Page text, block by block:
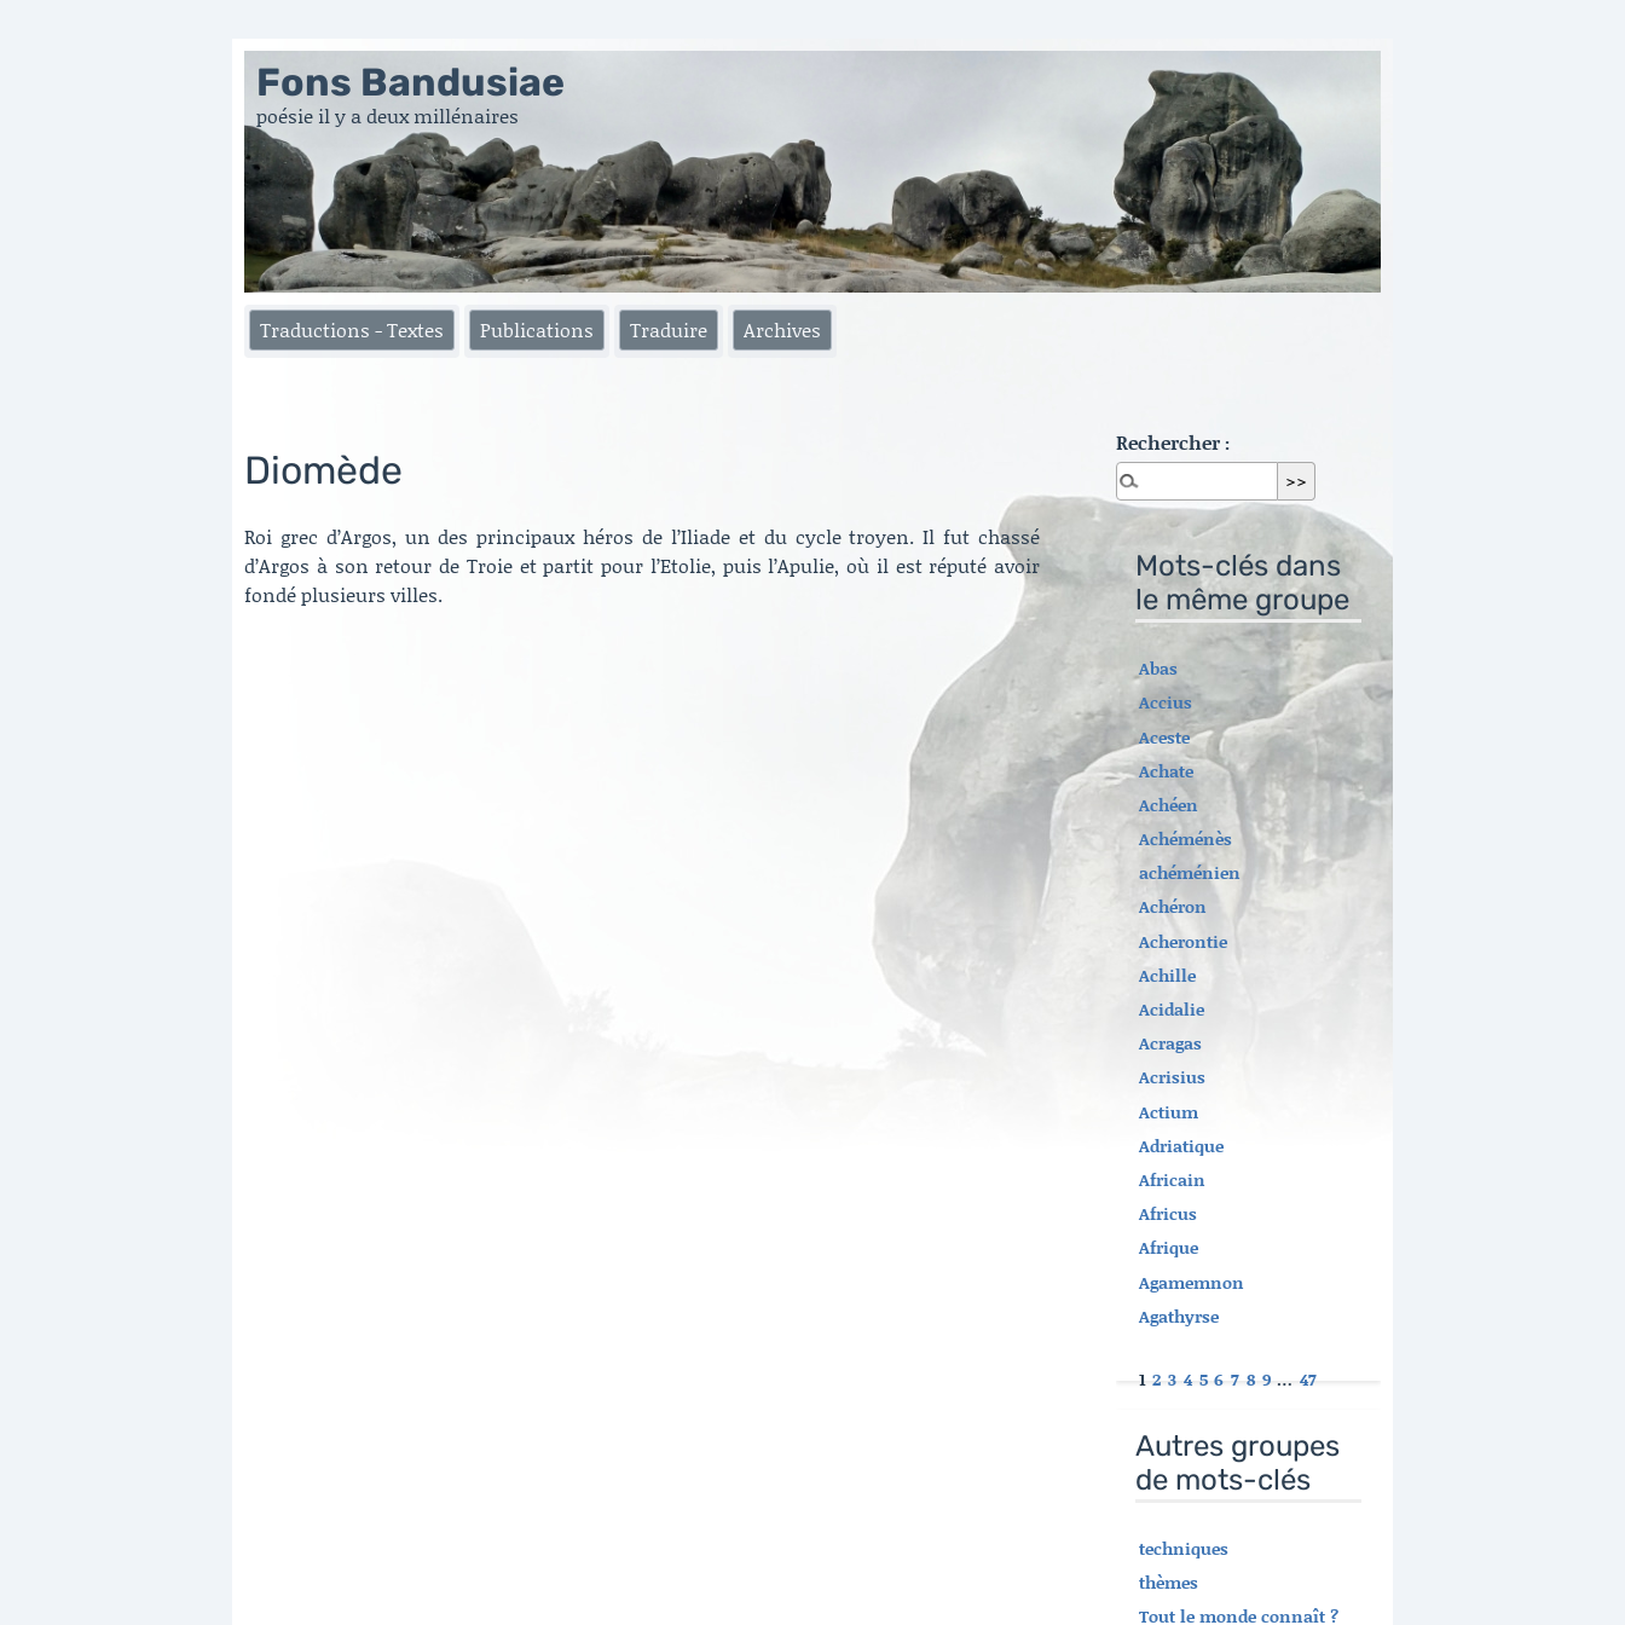
Fons Bandusiae
poésie il y a deux millénaires
Traductions - Textes Publications Traduire Archives
Diomède
Roi grec d’Argos, un des principaux héros de l’Iliade et du cycle troyen. Il fut chassé
d’Argos à son retour de Troie et partit pour l’Etolie, puis l’Apulie, où il est réputé avoir
fondé plusieurs villes.
Rechercher :
Mots-clés dans
le même groupe
Abas
Accius
Aceste
Achate
Achéen
Achéménès
achéménien
Achéron
Acherontie
Achille
Acidalie
Acragas
Acrisius
Actium
Adriatique
Africain
Africus
Afrique
Agamemnon
Agathyrse
1 2 3 4 5 6 7 8 9 … 47
Autres groupes
de mots-clés
techniques
thèmes
Tout le monde connaît ?